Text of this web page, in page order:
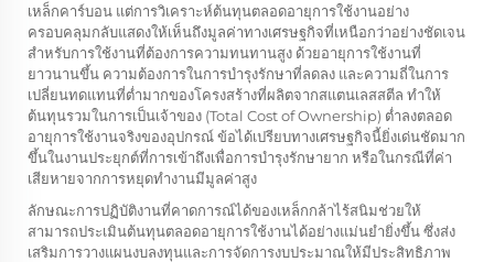
เหล็กคาร์บอน แต่การวิเคราะห์ต้นทุนตลอดอายุการใช้งานอย่าง
ครอบคลุมกลับแสดงให้เห็นถึงมูลค่าทางเศรษฐกิจที่เหนือกว่าอย่างชัดเจน
สำหรับการใช้งานที่ต้องการความทนทานสูง ด้วยอายุการใช้งานที่
ยาวนานขึ้น ความต้องการในการบำรุงรักษาที่ลดลง และความถี่ในการ
เปลี่ยนทดแทนที่ต่ำมากของโครงสร้างที่ผลิตจากสแตนเลสสตีล ทำให้
ต้นทุนรวมในการเป็นเจ้าของ (Total Cost of Ownership) ต่ำลงตลอด
อายุการใช้งานจริงของอุปกรณ์ ข้อได้เปรียบทางเศรษฐกิจนี้ยิ่งเด่นชัดมาก
ขึ้นในงานประยุกต์ที่การเข้าถึงเพื่อการบำรุงรักษายาก หรือในกรณีที่ค่า
เสียหายจากการหยุดทำงานมีมูลค่าสูง
ลักษณะการปฏิบัติงานที่คาดการณ์ได้ของเหล็กกล้าไร้สนิมช่วยให้
สามารถประเมินต้นทุนตลอดอายุการใช้งานได้อย่างแม่นยำยิ่งขึ้น ซึ่งส่ง
เสริมการวางแผนงบลงทุนและการจัดการงบประมาณให้มีประสิทธิภาพ